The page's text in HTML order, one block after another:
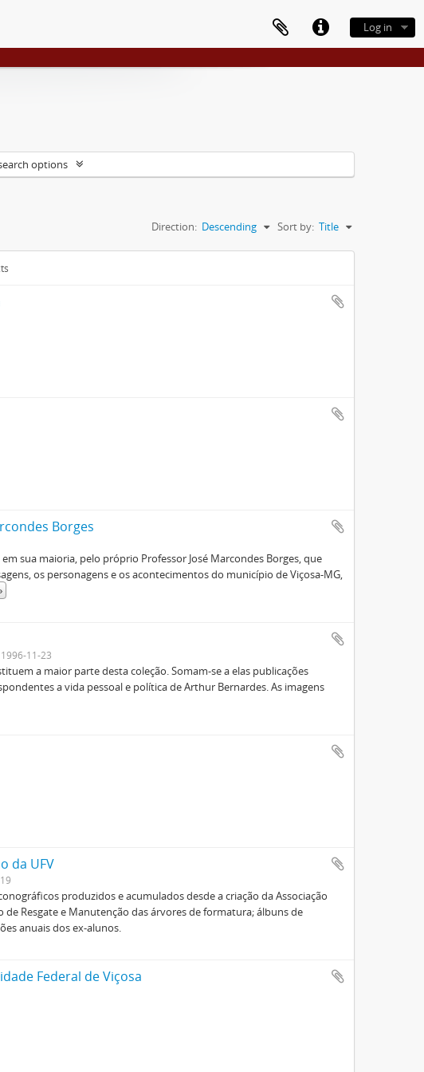
Log in
options
Sort by: Title
Direction: Descending
Borges
sua maioria, pelo próprio Professor José Marcondes Borges, que
os personagens e os acontecimentos do município de Viçosa-MG,
11-23
a maior parte desta coleção. Somam-se a elas publicações
a vida pessoal e política de Arthur Bernardes. As imagens
da UFV
produzidos e acumulados desde a criação da Associação
de Resgate e Manutenção das árvores de formatura; álbuns de
anuais dos ex-alunos.
Federal de Viçosa